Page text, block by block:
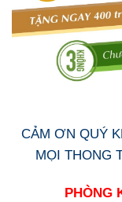
CẢM ƠN QUÝ
MỌI THONG
PHÒNG